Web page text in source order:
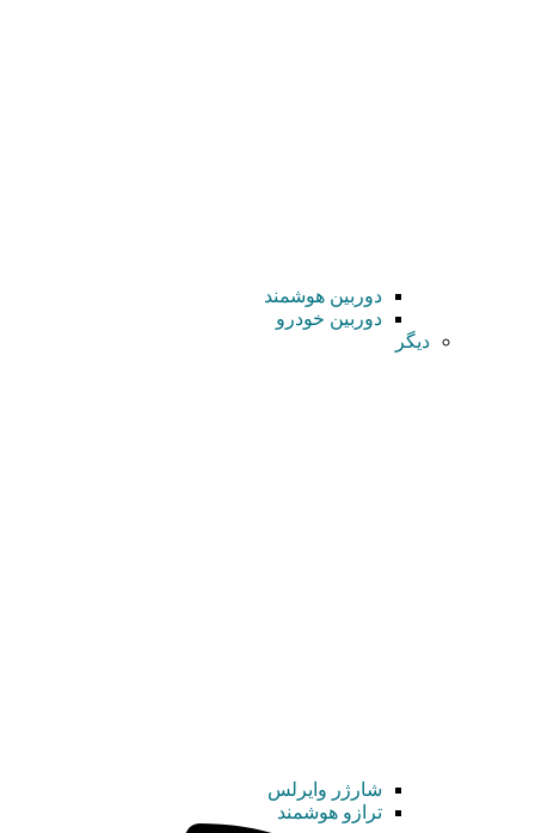
دوربین هوشمند
دوربین خودرو
دیگر
شارژر وایرلس
ترازو هوشمند